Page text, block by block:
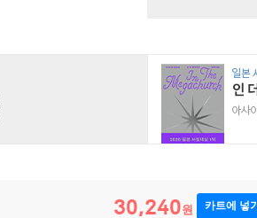
30,240원 카트에 넣기